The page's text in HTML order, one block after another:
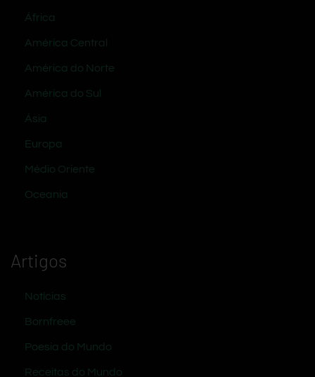
África
América Central
América do Norte
América do Sul
Ásia
Europa
Médio Oriente
Oceania
Artigos
Notícias
Bornfreee
Poesia do Mundo
Receitas do Mundo